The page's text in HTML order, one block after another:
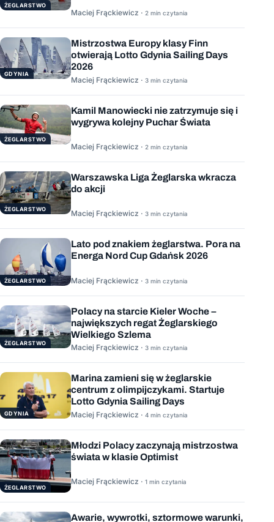
ŻEGLARSTWO
Maciej Frąckiewicz · 2 min czytania
GDYNIA
Mistrzostwa Europy klasy Finn
otwierają Lotto Gdynia Sailing Days
2026
Maciej Frąckiewicz · 3 min czytania
ŻEGLARSTWO
Kamil Manowiecki nie zatrzymuje się i
wygrywa kolejny Puchar Świata
Maciej Frąckiewicz · 2 min czytania
ŻEGLARSTWO
Warszawska Liga Żeglarska wkracza
do akcji
Maciej Frąckiewicz · 3 min czytania
ŻEGLARSTWO
Lato pod znakiem żeglarstwa. Pora na
Energa Nord Cup Gdańsk 2026
Maciej Frąckiewicz · 3 min czytania
ŻEGLARSTWO
Polacy na starcie Kieler Woche –
największych regat Żeglarskiego
Wielkiego Szlema
Maciej Frąckiewicz · 3 min czytania
GDYNIA
Marina zamieni się w żeglarskie
centrum z olimpijczykami. Startuje
Lotto Gdynia Sailing Days
Maciej Frąckiewicz · 4 min czytania
ŻEGLARSTWO
Młodzi Polacy zaczynają mistrzostwa
świata w klasie Optimist
Maciej Frąckiewicz · 1 min czytania
Awarie, wywrotki, sztormowe warunki,